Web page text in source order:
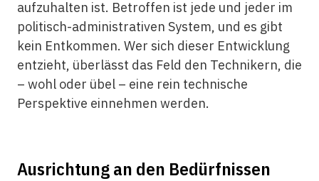
aufzuhalten ist. Betroffen ist jede und jeder im
politisch-administrativen System, und es gibt
kein Entkommen. Wer sich dieser Entwicklung
entzieht, überlässt das Feld den Technikern, die
– wohl oder übel – eine rein technische
Perspektive einnehmen werden.
Ausrichtung an den Bedürfnissen